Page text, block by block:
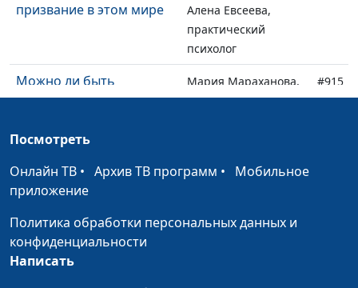
призвание в этом мире
Алена Евсеева,
практический
психолог
Можно ли быть
христианином и
денег
Мария Мараханова,
Алена Евсеева,
#915
Слышит ли нас Бог?
Мария Мараханова,
психолог
Негативные эмоции: как
Посмотреть
Онлайн ТВ • Архив ТВ программ • Мобильное
приложение
Политика обработки персональных данных и
конфиденциальности
Написать